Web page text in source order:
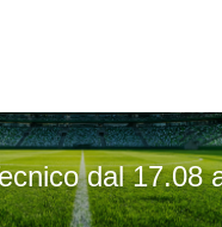
dal 17.08